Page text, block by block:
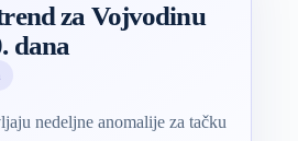
za Vojvodinu
dana
nedeljne anomalije za tačku